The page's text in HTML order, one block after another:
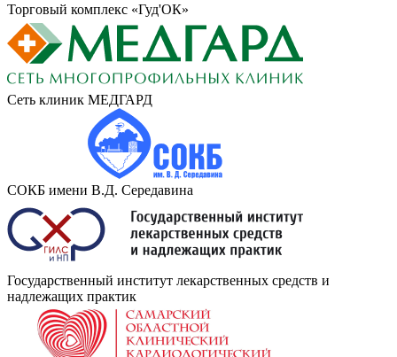
Торговый комплекс «Гуд'ОК»
Сеть клиник МЕДГАРД
СОКБ имени В.Д. Середавина
Государственный институт лекарственных средств и
надлежащих практик